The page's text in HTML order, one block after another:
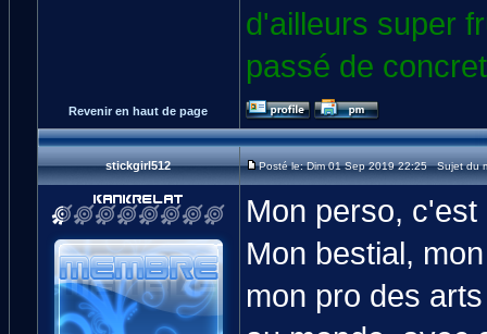
d'ailleurs super
passé de
Revenir en haut de page
stickgirl512 Posté le: Dim 01 Sep 2019 22:25 Sujet du
Mon perso,
Mon bestial,
mon pro des